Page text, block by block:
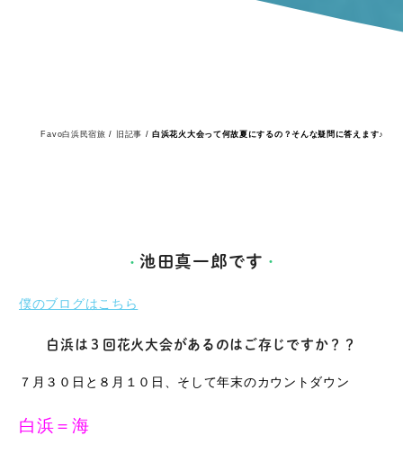
Favo白浜民宿旅 / 旧記事 /白浜花火大会って何故夏にするの？そんな疑問に答えます♪
池田真一郎です
僕のブログはこちら
白浜は３回花火大会があるのはご存じですか？？
７月３０日と８月１０日、そして年末のカウントダウン
白浜＝海